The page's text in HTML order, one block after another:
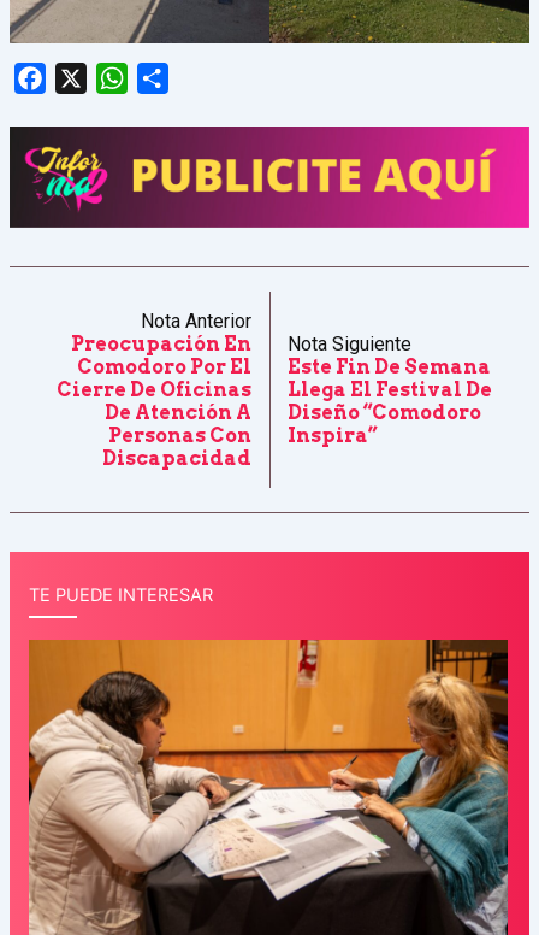
Facebook WhatsApp
Nota Anterior
Preocupación En
Comodoro Por El
Cierre De Oficinas
De Atención A
Personas Con
Discapacidad
Nota Siguiente
Este Fin De Semana
Llega El Festival De
Diseño “Comodoro
Inspira”
TE PUEDE INTERESAR